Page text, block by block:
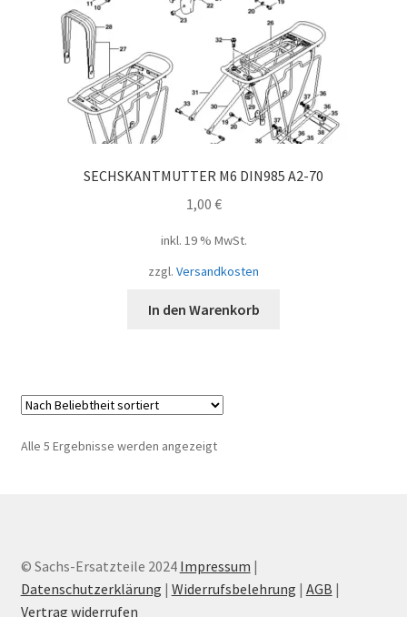
SECHSKANTMUTTER M6 DIN985 A2-70
1,00 €
inkl. 19 % MwSt.
zzgl. Versandkosten
In den Warenkorb
Alle 5 Ergebnisse werden angezeigtNach
© Sachs-Ersatzteile 2024 Impressum |
Datenschutzerklärung | Widerrufsbelehrung | AGB |
Vertrag widerrufen